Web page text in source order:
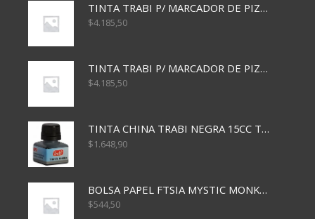
TINTA TRABI P/ MARCADOR DE PIZARRA x30ml AZUL
$4.185,50
TINTA TRABI P/ MARCADOR DE PIZARRA x30ml ROJO
$4.185,50
TINTA CHINA TRABI NEGRA 15CC TR3460
$1.648,90
BOLSA PAPEL FTSIA MYSTIC MONKEY 14/08/20
$544,50